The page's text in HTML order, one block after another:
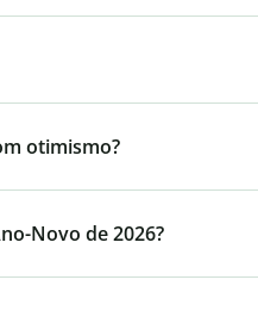
otimismo?
Novo de 2026?